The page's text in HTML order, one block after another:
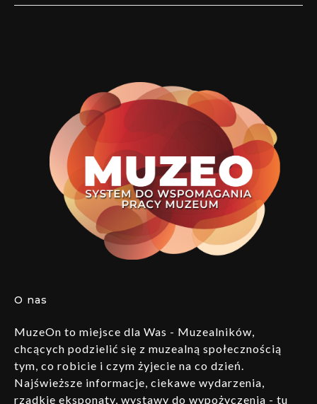
O nas
MuzeOn to miejsce dla Was - Muzealników,
chcących podzielić się z muzealną społecznością
tym, co robicie i czym żyjecie na co dzień.
Najświeższe informacje, ciekawe wydarzenia,
rzadkie eksponaty, wystawy do wypożyczenia - tu